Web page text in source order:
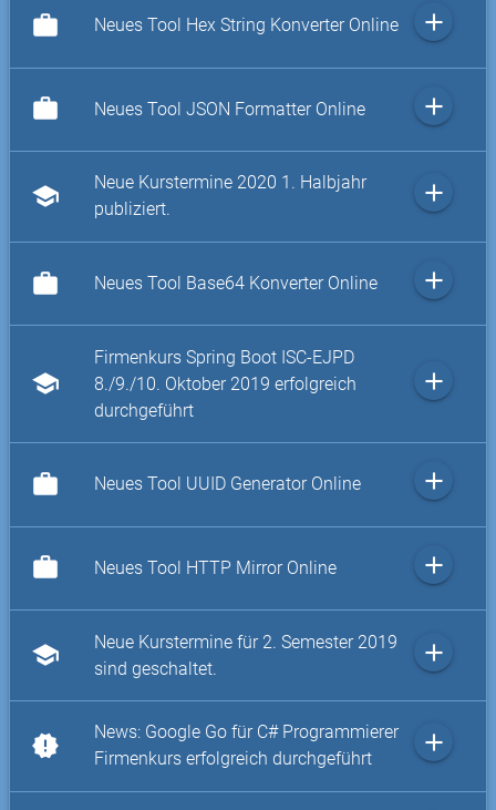
work Neues Tool Hex String Konverter Online add
work Neues Tool JSON Formatter Online add
school
Neue Kurstermine 2020 1. Halbjahr
publiziert.
add
work Neues Tool Base64 Konverter Online add
school
Firmenkurs Spring Boot ISC-EJPD
8./9./10. Oktober 2019 erfolgreich
durchgeführt
add
work Neues Tool UUID Generator Online add
work Neues Tool HTTP Mirror Online add
school
Neue Kurstermine für 2. Semester 2019
sind geschaltet.
add
new_releases
News: Google Go für C# Programmierer
Firmenkurs erfolgreich durchgeführt
add